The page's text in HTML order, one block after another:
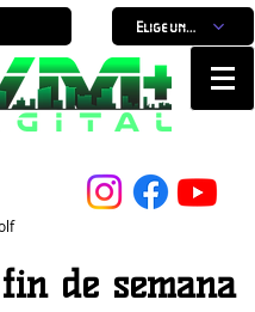
Elige un horario
de semana